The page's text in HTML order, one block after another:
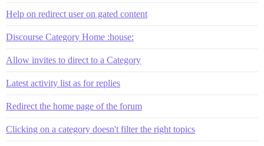
Help on redirect user on gated content
Discourse Category Home :house:
Allow invites to direct to a Category
Latest activity list as for replies
Redirect the home page of the forum
Clicking on a category doesn't filter the right topics